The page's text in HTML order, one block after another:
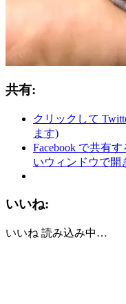
共有:
クリックして
ます)
Facebook で共有
いウィンドウで開
いいね:
いいね 読み込み中…